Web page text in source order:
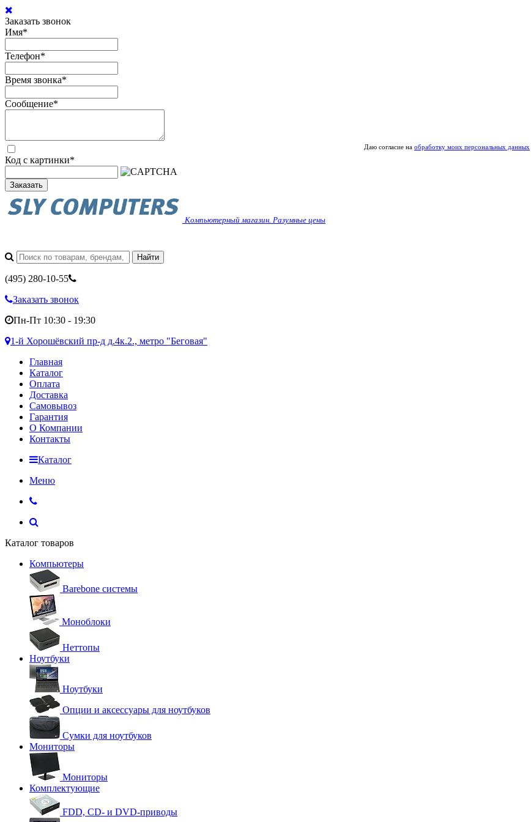
Заказать звонок
Имя*
Телефон*
Время звонка*
Сообщение*
Даю согласие на обработку моих персональных данных
Код с картинки*
Заказать
Компьютерный магазин. Разумные цены
(495) 280-10-55
Заказать звонок
Пн-Пт 10:30 - 19:30
1-й Хорошёвский пр-д д.4к.2., метро "Беговая"
Главная
Каталог
Оплата
Доставка
Самовывоз
Гарантия
О Компании
Контакты
Каталог
Меню
Каталог товаров
Компьютеры
Barebone системы
Моноблоки
Неттопы
Ноутбуки
Ноутбуки
Опции и аксессуары для ноутбуков
Сумки для ноутбуков
Мониторы
Мониторы
Комплектующие
FDD, CD- и DVD-приводы